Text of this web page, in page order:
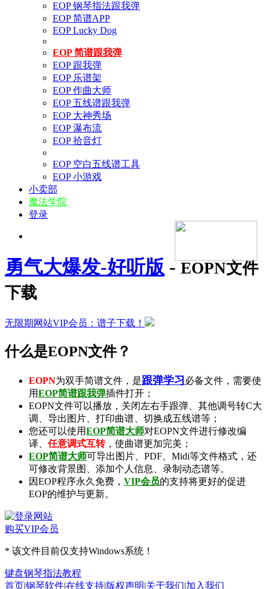
EOP 钢琴指法跟我弹
EOP 简谱APP
EOP Lucky Dog
EOP 简谱跟我弹
EOP 跟我弹
EOP 乐谱架
EOP 作曲大师
EOP 五线谱跟我弹
EOP 大神秀场
EOP 瀑布流
EOP 拾音灯
EOP 空白五线谱工具
EOP 小游戏
小卖部
魔法学院
登录
勇气大爆发-好听版 -EOPN文件
下载
无限期网站VIP会员：谱子下载！
什么是EOPN文件？
EOPN为双手简谱文件，是跟弹学习必备文件，需要使
用EOP简谱跟我弹插件打开；
EOPN文件可以播放，关闭左右手跟弹、其他调号转C大
调、导出图片、打印曲谱、切换成五线谱等；
您还可以使用EOP简谱大师对EOPN文件进行修改编
译、 任意调式互转，使曲谱更加完美；
EOP简谱大师可导出 图片 PDF Midi等文件格式，还
可修改背景图、添加个人信息、录制 动态谱等。
因EOP程序永久免费， VIP会员的支持将更好的促进
EOP的维护与更新。
购买VIP会员
* 该文件目前仅支持Windows系统！
键盘钢琴指法教程
首页|钢琴软件|在线支持|版权声明|关于我们|加入我们